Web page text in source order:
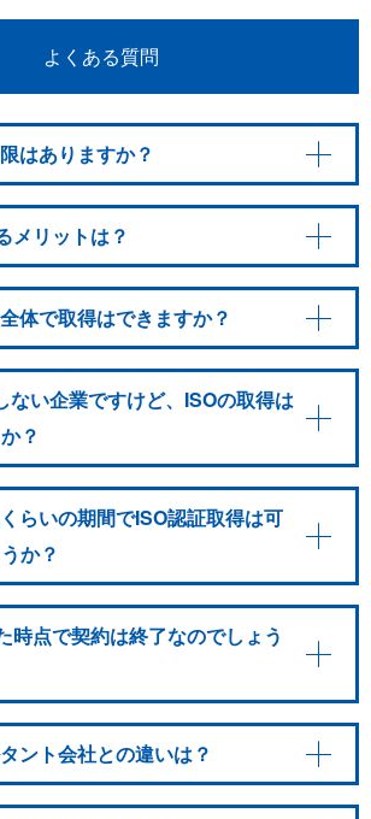
よくある質問
はありますか？
メリットは？
体で取得はできますか？
ない企業ですけど、ISOの取得は
？
らいの期間でISO認証取得は可
か？
時点で契約は終了なのでしょう
ント会社との違いは？